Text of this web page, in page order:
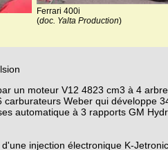
Ferrari 400i
(doc. Yalta Production)
un moteur V12 4823 cm3 à 4
Weber qui développe
automatique à 3 rapports GM
injection électronique K-